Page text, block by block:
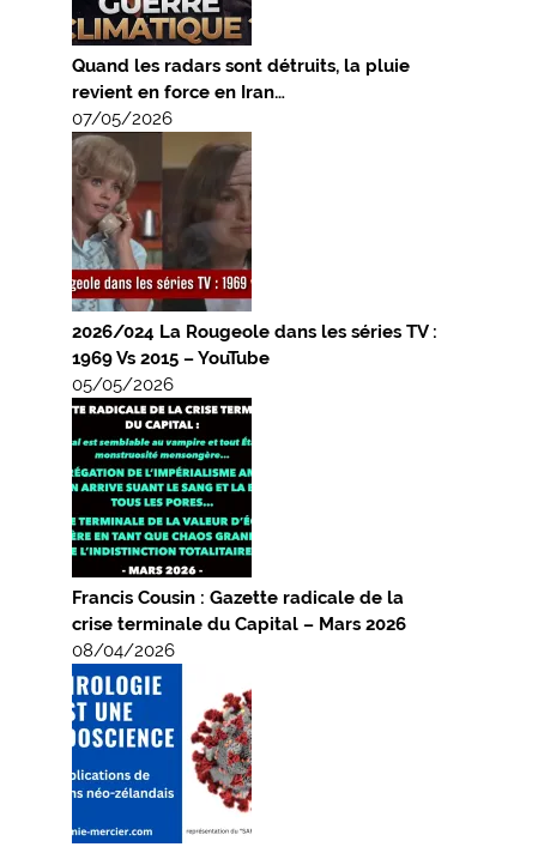
Quand les radars sont détruits, la pluie
revient en force en Iran…
07/05/2026
2026/024 La Rougeole dans les séries TV :
1969 Vs 2015 – YouTube
05/05/2026
Francis Cousin : Gazette radicale de la
crise terminale du Capital – Mars 2026
08/04/2026